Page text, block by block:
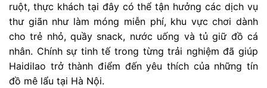
ruột, thực khách tại đây có thể tận hưởng các dịch vụ
thư giãn như làm móng miễn phí, khu vực chơi dành
cho trẻ nhỏ, quầy snack, nước uống và tủ giữ đồ cá
nhân. Chính sự tinh tế trong từng trải nghiệm đã giúp
Haidilao trở thành điểm đến yêu thích của những tín
đồ mê lẩu tại Hà Nội.